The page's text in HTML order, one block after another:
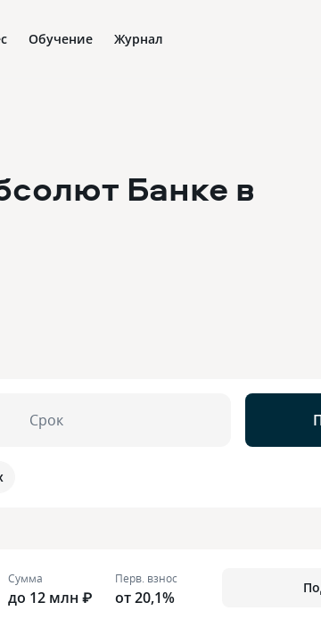
Обучение Журнал
Банке в
Срок
Сумма
до 12 млн ₽
Перв. взнос
от 20,1%